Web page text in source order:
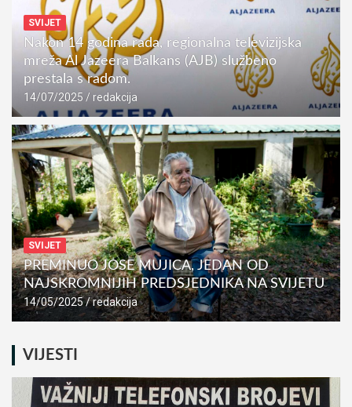
SVIJET
Nakon 14 godina rada, regionalna televizijska
mreža Al Jazeera Balkans (AJB) službeno
prestala s radom.
14/07/2025 redakcija
SVIJET
PREMINUO JOSE MUJICA, JEDAN OD
NAJSKROMNIJIH PREDSJEDNIKA NA SVIJETU
14/05/2025 redakcija
VIJESTI